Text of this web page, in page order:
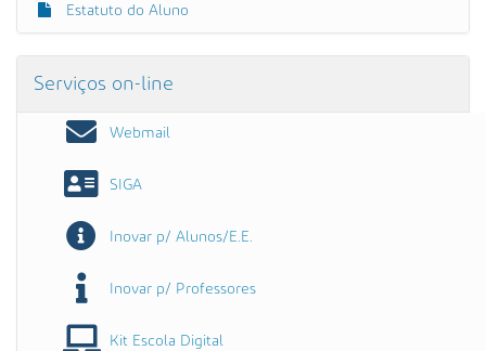
Estatuto do Aluno
Serviços on-line
Webmail
SIGA
Inovar p/ Alunos/E.E.
Inovar p/ Professores
Kit Escola Digital